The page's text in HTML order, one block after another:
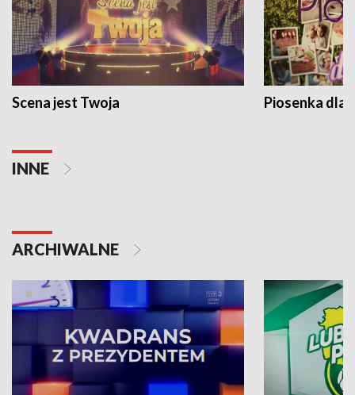
Scena jest Twoja Piosenka dla
INNE
ARCHIWALNE